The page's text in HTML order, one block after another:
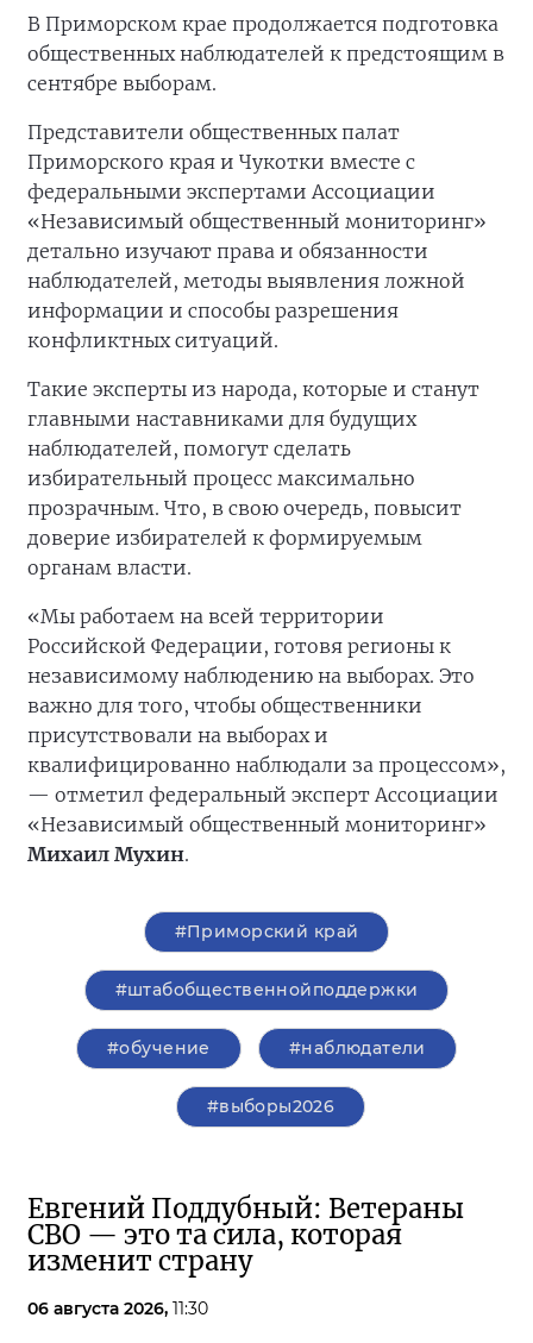
В Приморском крае продолжается подготовка
общественных наблюдателей к предстоящим в
сентябре выборам.
Представители общественных палат
Приморского края и Чукотки вместе с
федеральными экспертами Ассоциации
«Независимый общественный мониторинг»
детально изучают права и обязанности
наблюдателей, методы выявления ложной
информации и способы разрешения
конфликтных ситуаций.
Такие эксперты из народа, которые и станут
главными наставниками для будущих
наблюдателей, помогут сделать
избирательный процесс максимально
прозрачным. Что, в свою очередь, повысит
доверие избирателей к формируемым
органам власти.
«Мы работаем на всей территории
Российской Федерации, готовя регионы к
независимому наблюдению на выборах. Это
важно для того, чтобы общественники
присутствовали на выборах и
квалифицированно наблюдали за процессом»,
— отметил федеральный эксперт Ассоциации
«Независимый общественный мониторинг»
Михаил Мухин.
#Приморский край
#штабобщественнойподдержки
#обучение #наблюдатели
#выборы2026
Евгений Поддубный: Ветераны
СВО — это та сила, которая
изменит страну
06 августа 2026, 11:30